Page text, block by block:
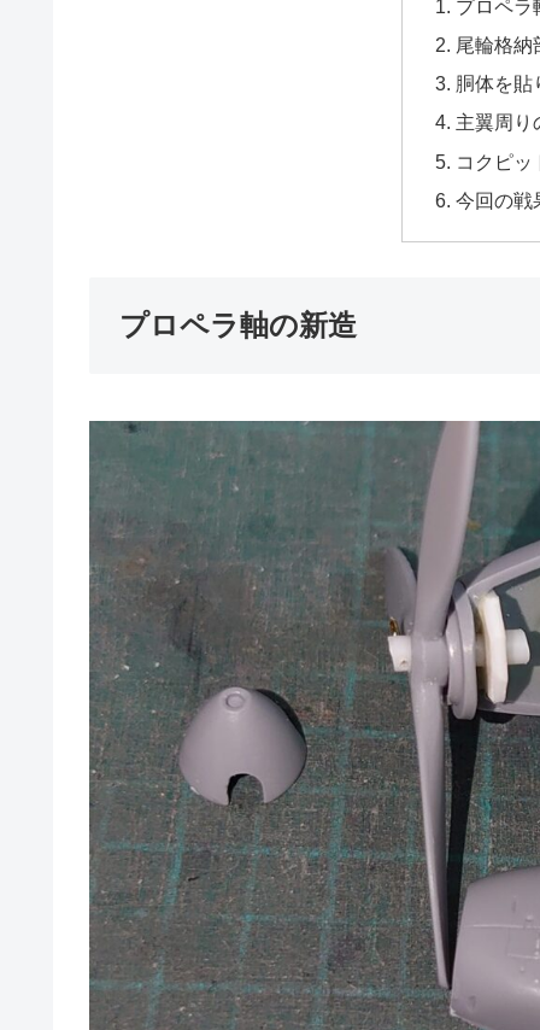
プロペラ
尾輪格納
胴体を貼
主翼周り
コクピッ
今回の戦
プロペラ軸の新造